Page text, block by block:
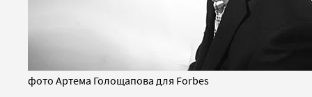
фото Артема Голощапова для Forbes